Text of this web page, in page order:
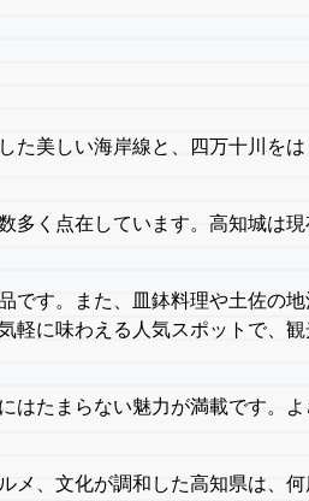
美しい海岸線と、四万十川を
く点在しています。高知城は
す。また、皿鉢料理や土佐の
に味わえる人気スポットで、
たまらない魅力が満載です。
、文化が調和した高知県は、